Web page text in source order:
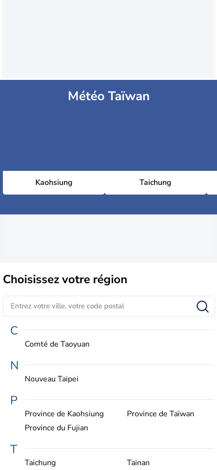
Météo Taïwan
Kaohsiung Taichung
Choisissezvotre région
C
Comté de Taoyuan
N
Nouveau Taipei
P
Province de Kaohsiung
Province de Taïwan
Province du Fujian
T
Taichung
Tainan